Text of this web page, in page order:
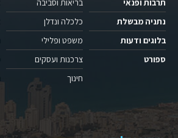
תרבות ופנאי
נתניה מבשלת
בלוגים ודעות
ספורט
בריאות וסביבה
כלכלה ונדלן
משפט ופלילי
צרכנות ועסקים
חינוך